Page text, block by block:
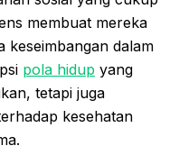
membuat mereka
keseimbangan dalam
pola hidup yang
tetapi juga
kesehatan